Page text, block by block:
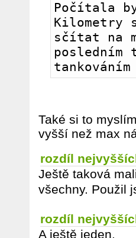
Počítala
Kilometry
sčítat na
posledním
Také si to
vyšší než max
rozdíl
Ještě taková
všechny. Použil
rozdíl
A ještě jeden.